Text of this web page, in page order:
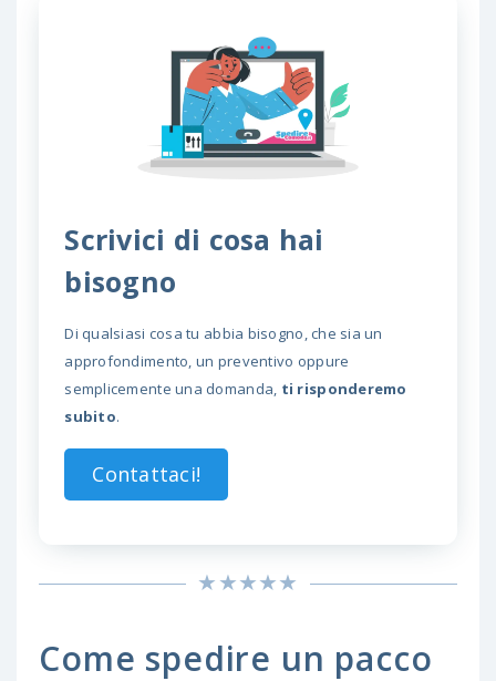
Scrivici di cosa hai
bisogno
Di qualsiasi cosa tu abbia bisogno, che sia un
approfondimento, un preventivo oppure
semplicemente una domanda, ti risponderemo
subito.
Contattaci!
Come spedire un pacco